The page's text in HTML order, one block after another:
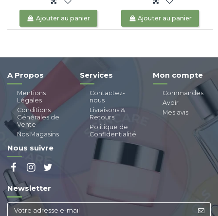
Ajouter au panier Ajouter au panier
A Propos
Mentions
Légales
Conditions
Générales de
Vente
Nos Magasins
Services
Contactez-
nous
Livraisons &
Retours
Politique de
Confidentialité
Mon compte
Commandes
Avoir
Mes avis
Nous suivre
Newsletter